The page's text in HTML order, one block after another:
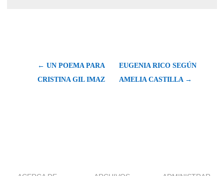
← UN POEMA PARA
CRISTINA GIL IMAZ
EUGENIA RICO SEGÚN
AMELIA CASTILLA →